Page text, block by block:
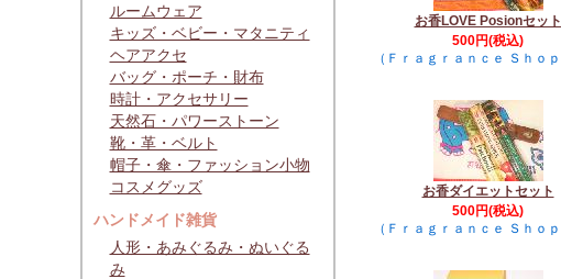
ルームウェア
キッズ・ベビー・マタニティ
ヘアアクセ
バッグ・ポーチ・財布
時計・アクセサリー
天然石・パワーストーン
靴・革・ベルト
帽子・傘・ファッション小物
コスメグッズ
ハンドメイド雑貨
人形・あみぐるみ・ぬいぐる
み
お香LOVE Posionセット
500円(税込)
（Ｆｒａｇｒａｎｃｅ Ｓｈｏｐ
お香ダイエットセット
500円(税込)
（Ｆｒａｇｒａｎｃｅ Ｓｈｏｐ